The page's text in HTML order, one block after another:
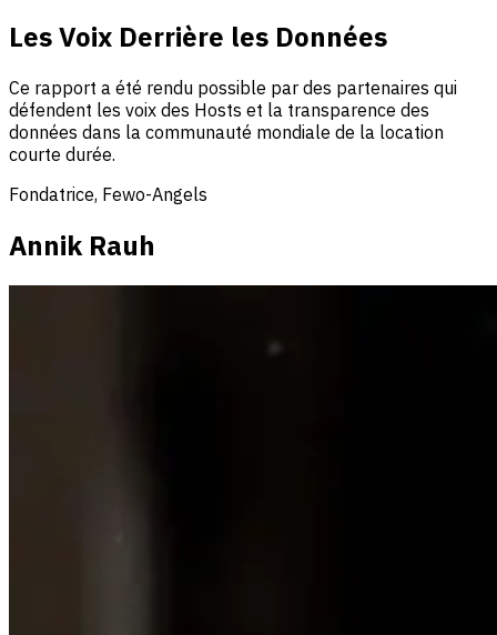
Les Voix Derrière les Données
Ce rapport a été rendu possible par des partenaires qui
défendent les voix des Hosts et la transparence des
données dans la communauté mondiale de la location
courte durée.
Fondatrice, Fewo-Angels
Annik Rauh